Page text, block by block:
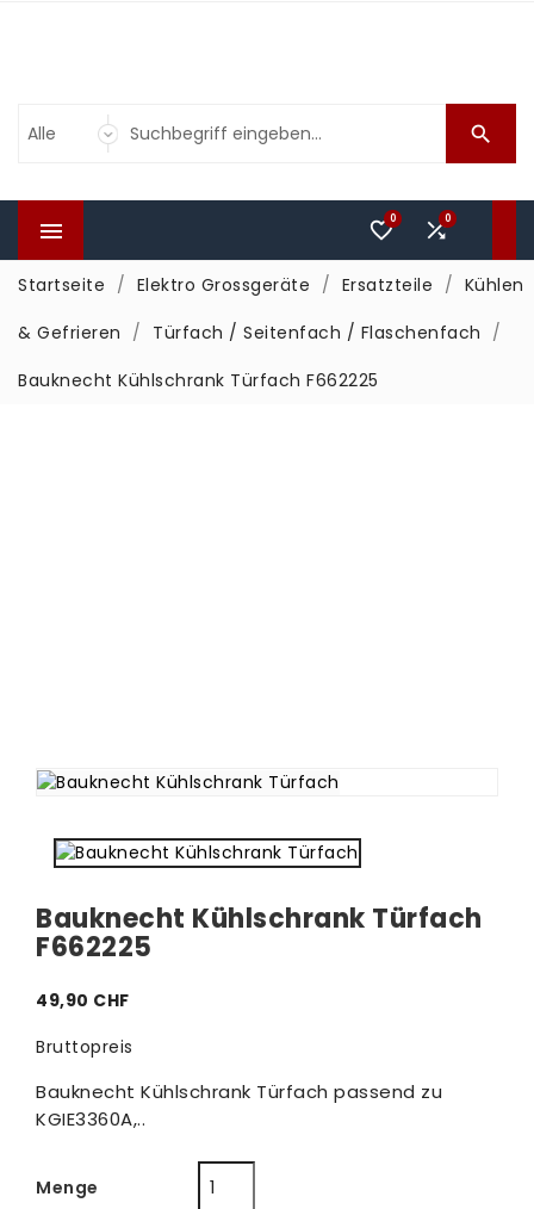

 0
0
Startseite Elektro Grossgeräte Ersatzteile
Kühlen
& Gefrieren
Türfach / Seitenfach / Flaschenfach
Bauknecht Kühlschrank Türfach F662225
Bauknecht Kühlschrank Türfach
F662225
49,90 CHF
Bruttopreis
Bauknecht Kühlschrank Türfach passend zu
KGIE3360A,..
Menge